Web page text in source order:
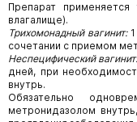
Препарат применяется
влагалище).
Трихомонадный вагинит:1
сочетании с приемом
Неспецифический
дней, при
внутрь.
Обязательно
метронидазолом